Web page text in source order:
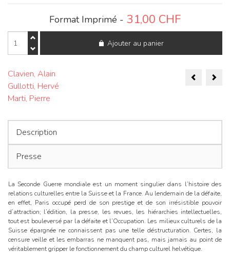
Format Imprimé - 31,00 CHF
La
n'est
plus
la
province.
Ajouter au panier
Clavien, Alain
Gullotti, Hervé
Marti, Pierre
Description
Presse
La Seconde Guerre mondiale est un moment singulier dans l’histoire des
relations culturelles entre la Suisse et la France. Au lendemain de la défaite,
en effet, Paris occupé perd de son prestige et de son irrésistible pouvoir
d’attraction; l’édition, la presse, les revues, les hiérarchies intellectuelles,
tout est bouleversé par la défaite et l’Occupation. Les milieux culturels de la
Suisse épargnée ne connaissent pas une telle déstructuration. Certes, la
censure veille et les embarras ne manquent pas, mais jamais au point de
véritablement gripper le fonctionnement du champ culturel helvétique.